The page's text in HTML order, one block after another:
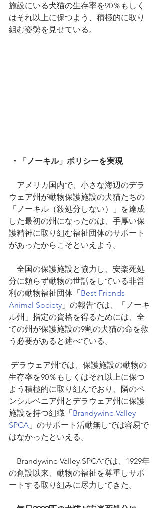
施設にいる犬猫の生存率を90％もしく
はそれ以上に保つよう、積極的に取り
組む姿勢を見せている。
・「ノーキル」ポリシーを実現
アメリカ国内で、小さな海辺のデラ
ウェア州が動物保護施設の犬猫たちの
「ノーキル（殺処分しない）」を達成
した最初の州になったのは、手厚い保
護精神に取り組む福祉団体のサポート
があったからこそといえよう。
全国の保護施設と協力し、安楽死処
分に頼らず動物の世話をしている非営
利の動物福祉団体「Best Friends
Animal Society 」の報告では、「ノーキ
ル州」指定の資格を得るためには、全
ての州が保護施設の9割の犬猫の命を救
う必要があると述べている。
生存率を90％もしくはそれ以上に保つ
よう積極的に取り組んでおり、隣のペ
ンシルベニア州とデラウェア州に保護
施設を持つ組織「Brandywine Valley
SPCA 」のサポート活動無しでは容易で
はなかったといえる。
Brandywine Valley SPCAでは、1929年
の創設以来、動物の福祉を尊重しサポ
ートする取り組みに尽力してきた。